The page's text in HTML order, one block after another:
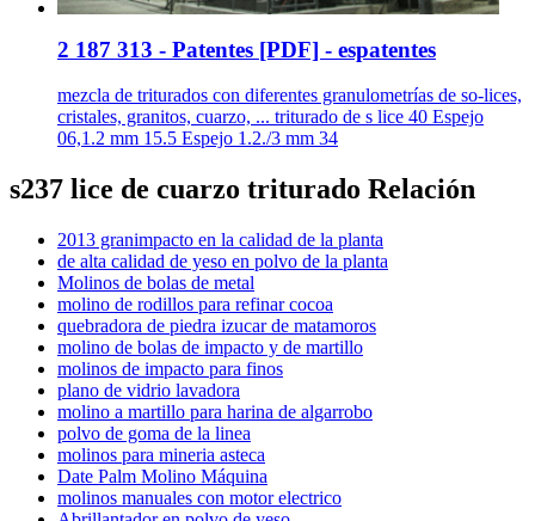
2 187 313 - Patentes [PDF] - espatentes
mezcla de triturados con diferentes granulometrías de so-lices,
cristales, granitos, cuarzo, ... triturado de s lice 40 Espejo
06,1.2 mm 15.5 Espejo 1.2./3 mm 34
s237 lice de cuarzo triturado Relación
2013 granimpacto en la calidad de la planta
de alta calidad de yeso en polvo de la planta
Molinos de bolas de metal
molino de rodillos para refinar cocoa
quebradora de piedra izucar de matamoros
molino de bolas de impacto y de martillo
molinos de impacto para finos
plano de vidrio lavadora
molino a martillo para harina de algarrobo
polvo de goma de la linea
molinos para mineria asteca
Date Palm Molino Máquina
molinos manuales con motor electrico